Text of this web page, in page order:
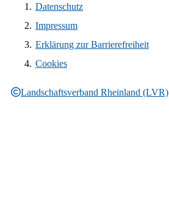
Landschaftsverband Rheinland (LVR)
Datenschutz
Impressum
Erklärung zur Barrierefreiheit
Cookies